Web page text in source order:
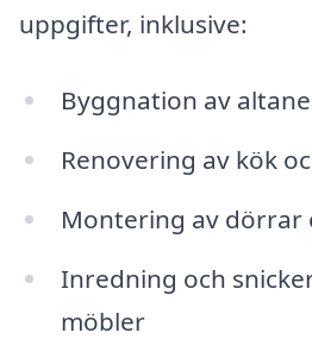
uppgifter, inklusive:
Byggnation av
Renovering av kök
Montering av dörrar
Inredning och
möbler